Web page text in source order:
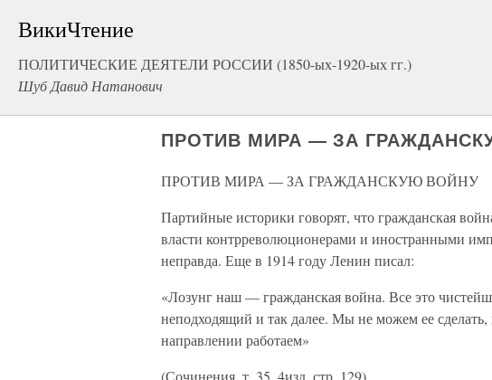
ВикиЧтение
ПОЛИТИЧЕСКИЕ ДЕЯТЕЛИ РОССИИ (1850-ых-1920-ых гг.)
Шуб Давид Натанович
ПРОТИВ МИРА — ЗА
ПРОТИВ МИРА — ЗА ГРАЖДАНСКУЮ ВОЙНУ
Партийные историки говорят, что гражданская
власти контрреволюционерами и иностранными
неправда. Еще в 1914 году Ленин писал:
«Лозунг наш — гражданская война. Все это
неподходящий и так далее. Мы не можем ее
направлении работаем»
(Сочинения, т. 35, 4изд.,стр. 129).